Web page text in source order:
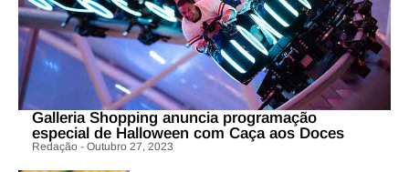
Galleria Shopping anuncia programação
especial de Halloween com Caça aos Doces
Redação - Outubro 27, 2023